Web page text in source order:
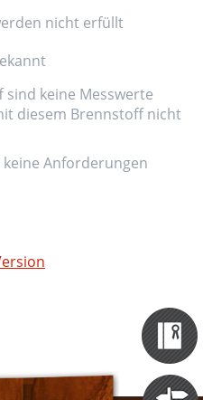
Themen
Portale
nicht erfüllt
keine Messwerte
diesem Brennstoff nicht
Anforderungen